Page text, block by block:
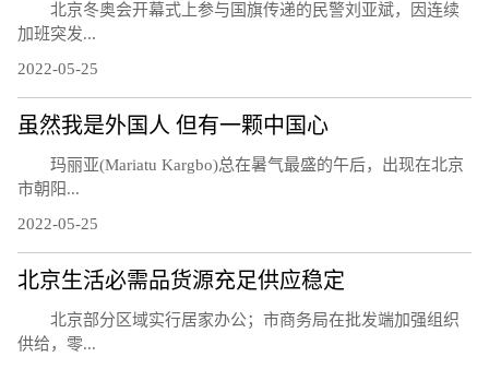
北京冬奥会开幕式上参与国旗传递的民警刘亚斌，因连续
加班突发...
2022-05-25
虽然我是外国人 但有一颗中国心
玛丽亚(Mariatu Kargbo)总在暑气最盛的午后，出现在北京
市朝阳...
2022-05-25
北京生活必需品货源充足供应稳定
北京部分区域实行居家办公；市商务局在批发端加强组织
供给，零...